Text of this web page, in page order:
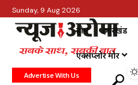
Sunday, 9 Aug 2026
होम झारखंड
एक्सप्लोर मोर
Advertise With Us